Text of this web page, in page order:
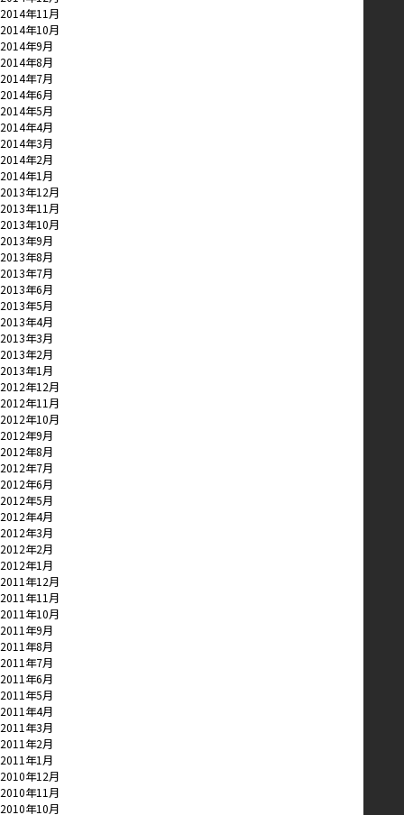
2014年11月
2014年10月
2014年9月
2014年8月
2014年7月
2014年6月
2014年5月
2014年4月
2014年3月
2014年2月
2014年1月
2013年12月
2013年11月
2013年10月
2013年9月
2013年8月
2013年7月
2013年6月
2013年5月
2013年4月
2013年3月
2013年2月
2013年1月
2012年12月
2012年11月
2012年10月
2012年9月
2012年8月
2012年7月
2012年6月
2012年5月
2012年4月
2012年3月
2012年2月
2012年1月
2011年12月
2011年11月
2011年10月
2011年9月
2011年8月
2011年7月
2011年6月
2011年5月
2011年4月
2011年3月
2011年2月
2011年1月
2010年12月
2010年11月
2010年10月